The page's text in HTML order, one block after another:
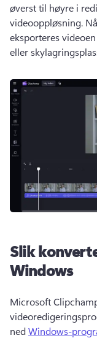
øverst til høyre i
videooppløsning.
eksporteres
eller
Slik
Windows
Microsoft
ned Windows-